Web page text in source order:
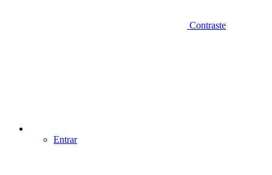
Contraste
Entrar